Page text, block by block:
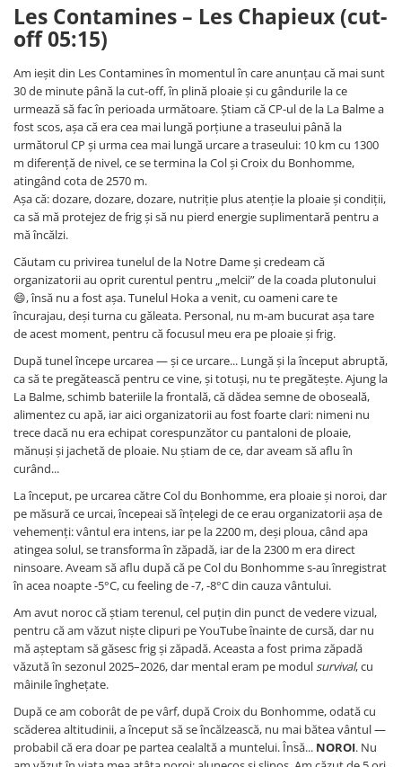
Les Contamines – Les Chapieux (cut-
off 05:15)
Am ieșit din Les Contamines în momentul în care anunțau că mai sunt
30 de minute până la cut-off, în plină ploaie și cu gândurile la ce
urmează să fac în perioada următoare. Știam că CP-ul de la La Balme a
fost scos, așa că era cea mai lungă porțiune a traseului până la
următorul CP și urma cea mai lungă urcare a traseului: 10 km cu 1300
m diferență de nivel, ce se termina la Col și Croix du Bonhomme,
atingând cota de 2570 m.
Așa că: dozare, dozare, dozare, nutriție plus atenție la ploaie și condiții,
ca să mă protejez de frig și să nu pierd energie suplimentară pentru a
mă încălzi.
Căutam cu privirea tunelul de la Notre Dame și credeam că
organizatorii au oprit curentul pentru „melcii” de la coada plutonului
😄, însă nu a fost așa. Tunelul Hoka a venit, cu oameni care te
încurajau, deși turna cu găleata. Personal, nu m-am bucurat așa tare
de acest moment, pentru că focusul meu era pe ploaie și frig.
După tunel începe urcarea — și ce urcare... Lungă și la început abruptă,
ca să te pregătească pentru ce vine, și totuși, nu te pregătește. Ajung la
La Balme, schimb bateriile la frontală, că dădea semne de oboseală,
alimentez cu apă, iar aici organizatorii au fost foarte clari: nimeni nu
trece dacă nu era echipat corespunzător cu pantaloni de ploaie,
mănuși și jachetă de ploaie. Nu știam de ce, dar aveam să aflu în
curând...
La început, pe urcarea către Col du Bonhomme, era ploaie și noroi, dar
pe măsură ce urcai, începeai să înțelegi de ce erau organizatorii așa de
vehemenți: vântul era intens, iar pe la 2200 m, deși ploua, când apa
atingea solul, se transforma în zăpadă, iar de la 2300 m era direct
ninsoare. Aveam să aflu după că pe Col du Bonhomme s-au înregistrat
în acea noapte -5°C, cu feeling de -7, -8°C din cauza vântului.
Am avut noroc că știam terenul, cel puțin din punct de vedere vizual,
pentru că am văzut niște clipuri pe YouTube înainte de cursă, dar nu
mă așteptam să găsesc frig și zăpadă. Aceasta a fost prima zăpadă
văzută în sezonul 2025–2026, dar mental eram pe modulsurvival, cu
mâinile înghețate.
După ce am coborât de pe vârf, după Croix du Bonhomme, odată cu
scăderea altitudinii, a început să se încălzească, nu mai bătea vântul —
probabil că era doar pe partea cealaltă a muntelui. Însă... NOROI. Nu